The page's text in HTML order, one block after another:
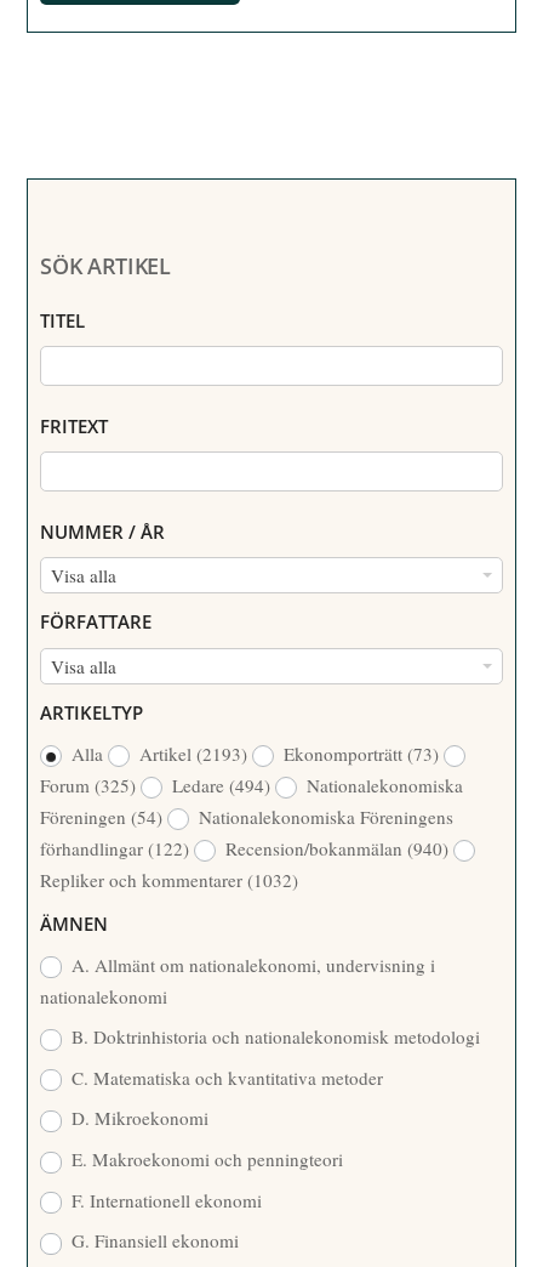
SÖK ARTIKEL
TITEL
FRITEXT
NUMMER / ÅR
Visa alla
N
M
M
/
Å
R
FÖRFATTARE
Visa alla
R
F
A
T
T
A
R
ARTIKELTYP
Alla
Artikel(2193) Ekonomporträtt(73)
Forum(325) Ledare(494)
Nationalekonomiska
Föreningen(54)
Nationalekonomiska Föreningens
förhandlingar(122) Recension/bokanmälan(940)
Repliker och kommentarer(1032)
ÄMNEN
A. Allmänt om nationalekonomi, undervisning i
nationalekonomi
B. Doktrinhistoria och nationalekonomisk metodologi
C. Matematiska och kvantitativa metoder
D. Mikroekonomi
E. Makroekonomi och penningteori
F. Internationell ekonomi
G. Finansiell ekonomi